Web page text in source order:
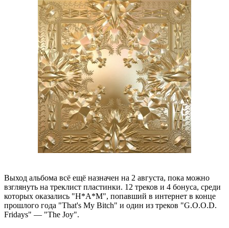
Выход альбома всё ещё назначен на 2 августа, пока можно
взглянуть на треклист пластинки. 12 треков и 4 бонуса, среди
которых оказались "H*A*M", попавший в интернет в конце
прошлого года "That's My Bitch" и один из треков "G.O.O.D.
Fridays" — "The Joy".